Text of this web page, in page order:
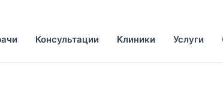
Консультации Клиники Услуги